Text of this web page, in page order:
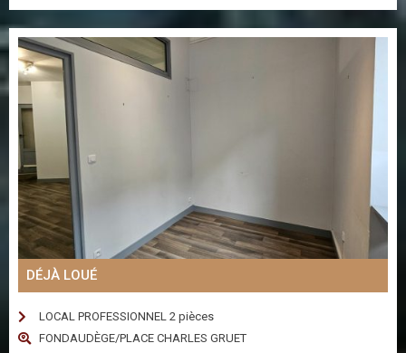
DÉJÀ LOUÉ
LOCAL PROFESSIONNEL 2 pièces
FONDAUDÈGE/PLACE CHARLES GRUET